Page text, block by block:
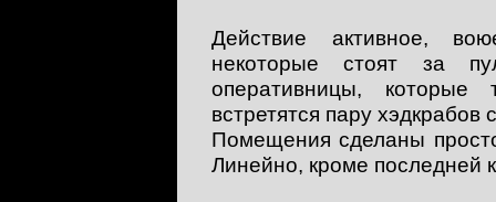
Действие активное,
некоторые стоят за
оперативницы,
встретятся пару хэдкрабов
Помещения сделаны
Линейно, кроме последней